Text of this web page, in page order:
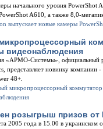
начального уровня PowerShot
A610, а также 8,0-
видеонаблюдения
«АРМО-Системы», официальный
представляет новинку компании
48+.
розыгрыш призов от
2005 года в 15.00 в украинском